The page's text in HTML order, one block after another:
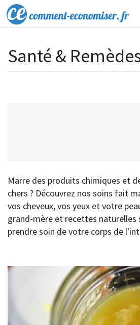
Santé &
Marre des produits chimiques et
chers ? Découvrez nos soins fait
vos cheveux, vos yeux et votre
grand-mère et recettes naturelles
prendre soin de votre corps de